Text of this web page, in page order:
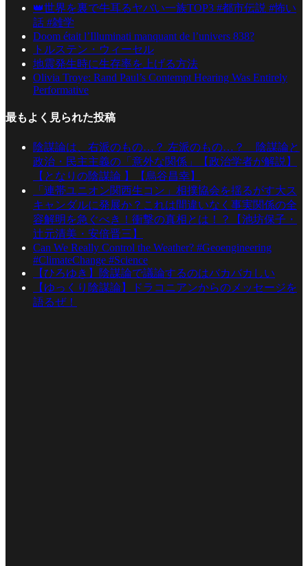
👑世界を裏で牛耳るヤバい一族TOP3 #都市伝説 #怖い
話 #雑学
Doom était l’Illuminati manquant de l’univers 838?
トルステン・ウィーセル
地震発生時に生存率を上げる方法
Olivia Troye: Rand Paul’s Contempt Hearing Was Entirely
Performative
最もよく見られた投稿
陰謀論は、右派のもの…？ 左派のもの…？ 陰謀論と
政治・民主主義の「意外な関係」【政治学者が解説】
【となりの陰謀論 】【烏谷昌幸】
「連帯ユニオン関西生コン」相撲協会を揺るがす大ス
キャンダルに発展か？これは間違いなく事実関係の全
容解明を急ぐべき！衝撃の真相とは！？【池坊保子・
辻元清美・安倍晋三】
Can We Really Control the Weather? #Geoengineering
#ClimateChange #Science
【ひろゆき】陰謀論で議論するのはバカバカしい
【ゆっくり陰謀論】ドラコニアンからのメッセージを
語るぜ！